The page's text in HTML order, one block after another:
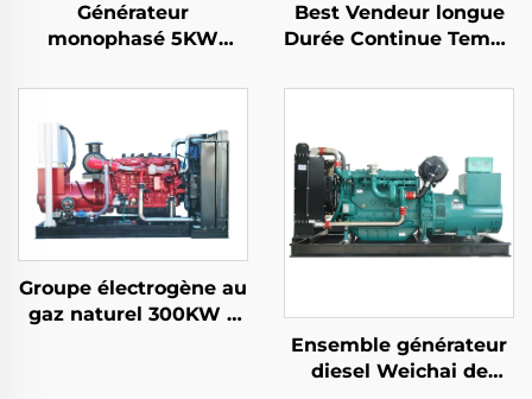
Générateur
monophasé 5KW
automatique Moteur
air 650W Puissance
nominale Utilisation
domestique et
extérieure Fréquence
Best Vendeur longue
Durée Continue Temps
1600kw 2000kw
Groupe électrogène au
gaz naturel 300KW à
Ensemble générateur
diesel Weichai de